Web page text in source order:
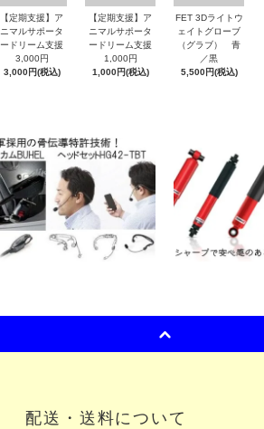
【定期支援】ア
ニマルサポータ
ードリーム支援
3,000円
3,000円(税込)
【定期支援】ア
ニマルサポータ
ードリーム支援
1,000円
1,000円(税込)
FET 3Dライトウ
ェイトグローブ
（グラブ） 青
／黒
5,500円(税込)
配送・送料について